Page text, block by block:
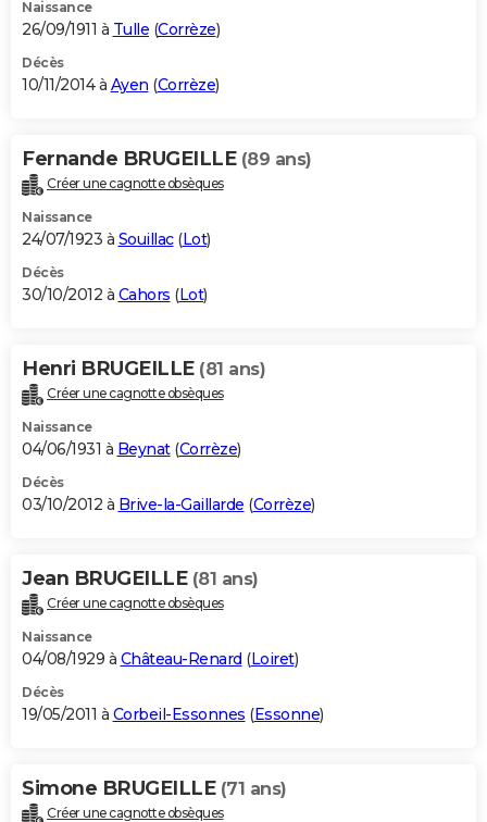
Naissance
26/09/1911 à Tulle (Corrèze)
Décès
10/11/2014 à Ayen (Corrèze)
Fernande BRUGEILLE (89 ans)
Créer une cagnotte obsèques
Naissance
24/07/1923 à Souillac(Lot)
Décès
30/10/2012 à Cahors (Lot)
Henri BRUGEILLE (81 ans)
Créer une cagnotte obsèques
Naissance
04/06/1931 à Beynat(Corrèze)
Décès
03/10/2012 à Brive-la-Gaillarde (Corrèze)
Jean BRUGEILLE (81 ans)
Créer une cagnotte obsèques
Naissance
04/08/1929 à Château-Renard (Loiret)
Décès
19/05/2011 à Corbeil-Essonnes (Essonne)
Simone BRUGEILLE (71 ans)
Créer une cagnotte obsèques